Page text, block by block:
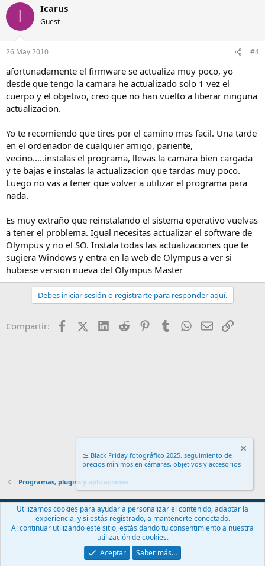
I Icarus
Guest
26 May 2010 #4
afortunadamente el firmware se actualiza muy poco, yo
desde que tengo la camara he actualizado solo 1 vez el
cuerpo y el objetivo, creo que no han vuelto a liberar ninguna
actualizacion.
Yo te recomiendo que tires por el camino mas facil. Una tarde
en el ordenador de cualquier amigo, pariente,
vecino.....instalas el programa, llevas la camara bien cargada
y te bajas e instalas la actualizacion que tardas muy poco.
Luego no vas a tener que volver a utilizar el programa para
nada.
Es muy extraño que reinstalando el sistema operativo vuelvas
a tener el problema. Igual necesitas actualizar el software de
Olympus y no el SO. Instala todas las actualizaciones que te
sugiera Windows y entra en la web de Olympus a ver si
hubiese version nueva del Olympus Master
Debes iniciar sesión o registrarte para responder aquí.
Compartir: FacebookX (Twitter)
LinkedIn
Reddit PinterestTumblr WhatsApp
EmailEnlace
Programas, plugins y aplicaciones
Español (ES)
Contáctanos
Términos y reglas Política de privacidad
Ayuda
Community platform by XenForo® © 2010-2024 XenForo Ltd.
📉 Black Friday fotográfico 2025, seguimiento de
precios mínimos en cámaras, objetivos y accesorios
.
Utilizamos cookies para ayudar a personalizar el contenido, adaptar la
experiencia, y si estás registrado, a mantenerte conectado.
Al continuar utilizando este sitio, estás dando tu consentimiento a nuestra
utilización de cookies.
Aceptar
Saber más…